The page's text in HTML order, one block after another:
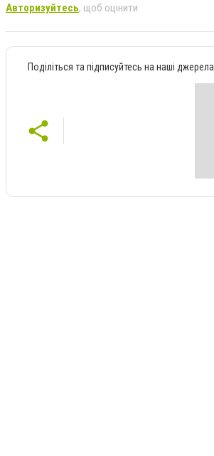
Авторизуйтесь, щоб оцінити
Поділіться та підписуйтесь на наші джерела